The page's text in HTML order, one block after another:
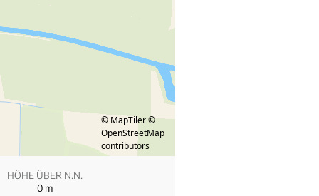
© MapTiler ©
OpenStreetMap
contributors
HÖHE ÜBER N.N.
0 m